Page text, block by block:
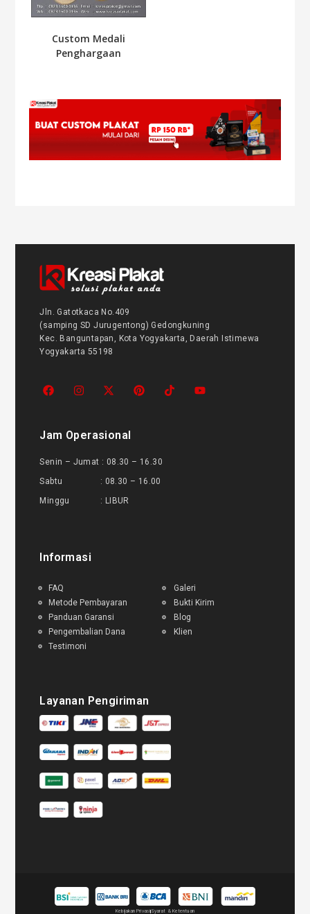
Custom Medali
Penghargaan
Jln. Gatotkaca No.409
(samping SD Jurugentong) Gedongkuning
Kec. Banguntapan, Kota Yogyakarta, Daerah Istimewa
Yogyakarta 55198
Jam Operasional
Senin – Jumat : 08.30 – 16.30
Sabtu : 08.30 – 16.00
Minggu : LIBUR
Informasi
FAQ
Metode Pembayaran
Panduan Garansi
Pengembalian Dana
Testimoni
Galeri
Bukti Kirim
Blog
Klien
Layanan Pengiriman
Kebijakan PrivasiSyarat & Ketentuan